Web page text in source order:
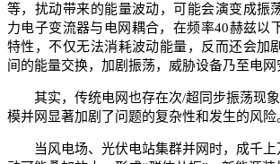
等，扰动带来的能量波动，可能会演变成振
力电子变流器与电网耦合，在频率40赫兹以
特性，不仅无法消耗波动能量，反而还会加
间的能量交换，加剧振荡，威胁设备乃至电网
其实，传统电网也存在次/超同步振荡现
模并网显著加剧了问题的复杂性和发生的风险
当风电场、光伏电站集群并网时，成千